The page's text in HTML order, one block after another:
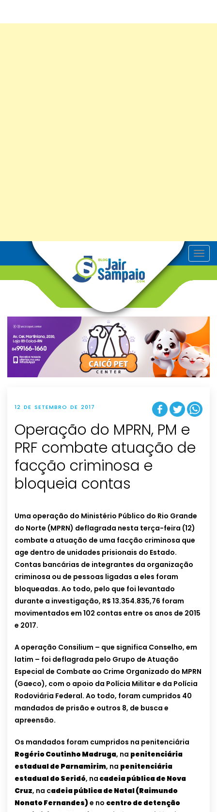
T
o
v
g
t
i
o
n
12 DE SETEMBRO DE 2017
Operação do MPRN, PM e
PRF combate atuação de
facção criminosa e
bloqueia contas
Uma operação do Ministério Público do Rio Grande
do Norte (MPRN) deflagrada nesta terça-feira (12)
combate a atuação de uma facção criminosa que
age dentro de unidades prisionais do Estado.
Contas bancárias de integrantes da organização
criminosa ou de pessoas ligadas a eles foram
bloqueadas. Ao todo, pelo que foi levantado
durante a investigação, R$ 13.354.835,76 foram
movimentados em 102 contas entre os anos de 2015
e 2017.
A operação Consilium – que significa Conselho, em
latim – foi deflagrada pelo Grupo de Atuação
Especial de Combate ao Crime Organizado do MPRN
(Gaeco), com o apoio da Polícia Militar e da Polícia
Rodoviária Federal. Ao todo, foram cumpridos 40
mandados de prisão e outros 8, de busca e
apreensão.
Os mandados foram cumpridos na penitenciária
Rogério Coutinho Madruga, na penitenciária
estadual de Parnamirim, na penitenciária
estadual do Seridó, na cadeia pública de Nova
Cruz, na cadeia pública de Natal (Raimundo
Nonato Fernandes)e no centro de detenção